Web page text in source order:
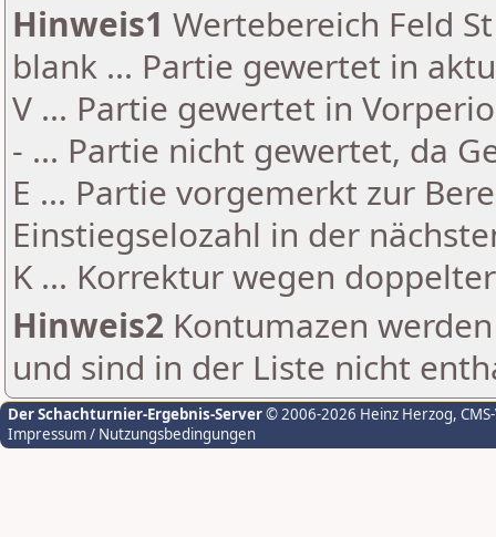
Hinweis1 Wertebereich Feld
blank ... Partie gewertet in
V ... Partie gewertet in
- ... Partie nicht gewertet, da
E ... Partie vorgemerkt zur
Einstiegselozahl in der
K ... Korrektur wegen
Hinweis2 Kontumazen
und sind in der Liste nicht
Der Schachturnier-Ergebnis-Server© 2006-2026 Heinz Herzog,
Impressum / Nutzungsbedingungen